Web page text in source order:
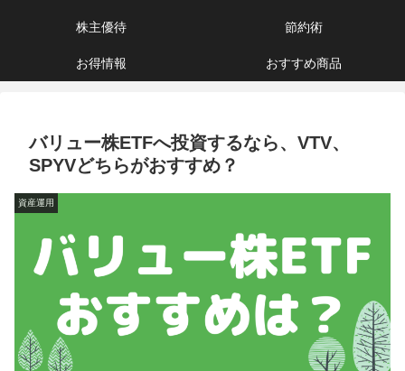
株主優待 節約術
お得情報 おすすめ商品
バリュー株ETFへ投資するなら、VTV、
SPYVどちらがおすすめ？
資産運用